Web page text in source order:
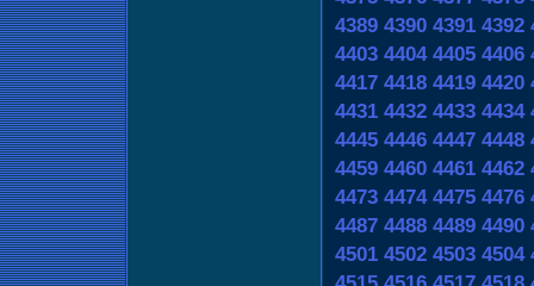
4389 4390 4391 4392
4403 4404 4405 4406
4417 4418 4419 4420
4431 4432 4433 4434
4445 4446 4447 4448
4459 4460 4461 4462
4473 4474 4475 4476
4487 4488 4489 4490
4501 4502 4503 4504